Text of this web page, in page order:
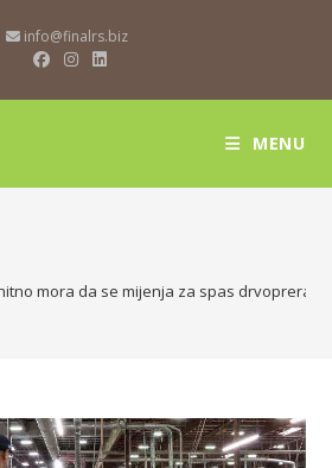
info@finalrs.biz
MENU
mora da se mijenja za spas